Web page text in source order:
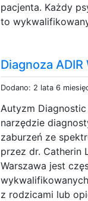
pacjenta. Każdy
to
Diagnoza
Dodano: 2 lata 6
Autyzm
narzędzie
zaburzeń ze
przez dr. Catherin
Warszawa jest
z rodzicami lub